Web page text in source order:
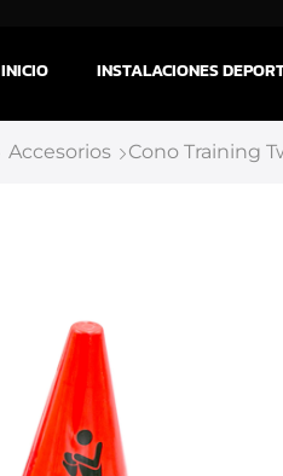
INICIO INSTALACIONES
Accesorios Cono Training